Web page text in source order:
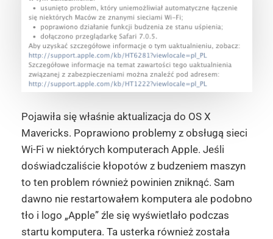
Pojawiła się właśnie aktualizacja do OS X
Mavericks. Poprawiono problemy z obsługą sieci
Wi-Fi w niektórych komputerach Apple. Jeśli
doświadczaliście kłopotów z budzeniem maszyn
to ten problem również powinien zniknąć. Sam
dawno nie restartowałem komputera ale podobno
tło i logo „Apple” źle się wyświetlało podczas
startu komputera. Ta usterka również została